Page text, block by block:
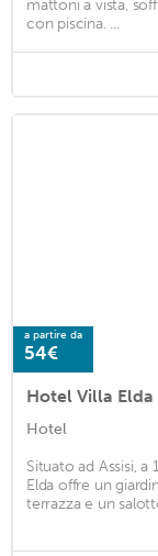
mattoni a vista,
con piscina. ...
a partire da
54€
Hotel Villa Elda
Hotel
Situato ad Assisi, a
Elda offre un
terrazza e un